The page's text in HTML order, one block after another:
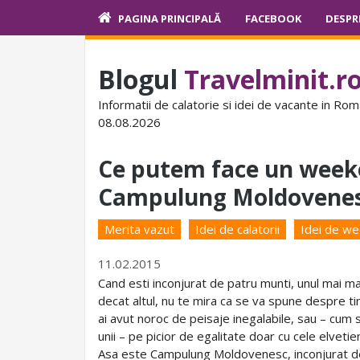
PAGINA PRINCIPALĂ FACEBOOK
Blogul
Informatii de calatorie si idei de vacante in
08.08.2026
Ce putem face un
Campulung
Merita vazut Idei de calatorii Idei de
11.02.2015
Cand esti inconjurat de patru munti, unul mai
decat altul, nu te mira ca se va spune despre
ai avut noroc de peisaje inegalabile, sau – cum
unii – pe picior de egalitate doar cu cele
Asa este Campulung Moldovenesc, inconjurat